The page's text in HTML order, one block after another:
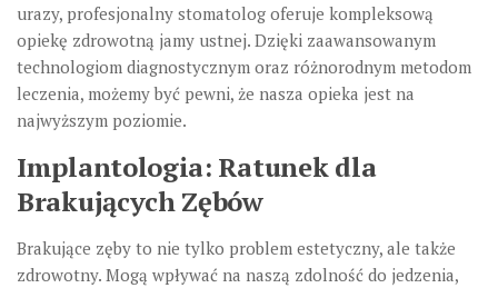
urazy, profesjonalny stomatolog oferuje kompleksową
opiekę zdrowotną jamy ustnej. Dzięki zaawansowanym
technologiom diagnostycznym oraz różnorodnym metodom
leczenia, możemy być pewni, że nasza opieka jest na
najwyższym poziomie.
Implantologia: Ratunek dla
Brakujących Zębów
Brakujące zęby to nie tylko problem estetyczny, ale także
zdrowotny. Mogą wpływać na naszą zdolność do jedzenia,